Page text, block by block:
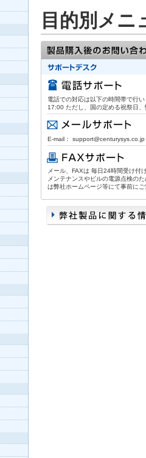
目的別メニ
電話での対応は以下の時間帯で行
17:00 ただし、国の定める祝祭日
E-mail： support@centurysys.co.jp
メール、FAXは 毎日24時間受け付
メンテナンスやビルの電源点検の
は弊社ホームページ等にて事前に